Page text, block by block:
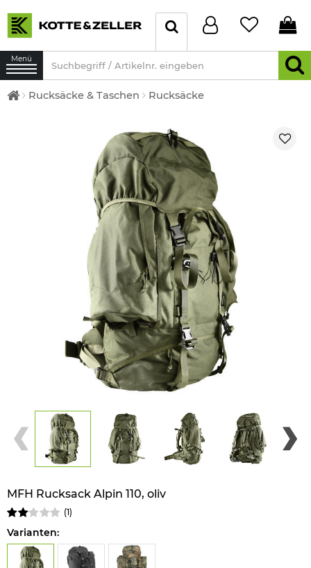
Menü
Rucksäcke & Taschen Rucksäcke
MFH Rucksack Alpin 110, oliv
(1 )
Varianten: